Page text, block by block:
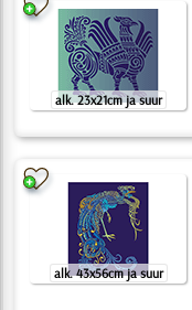
alk. 23x21cm ja suur
alk. 43x56cm ja suur